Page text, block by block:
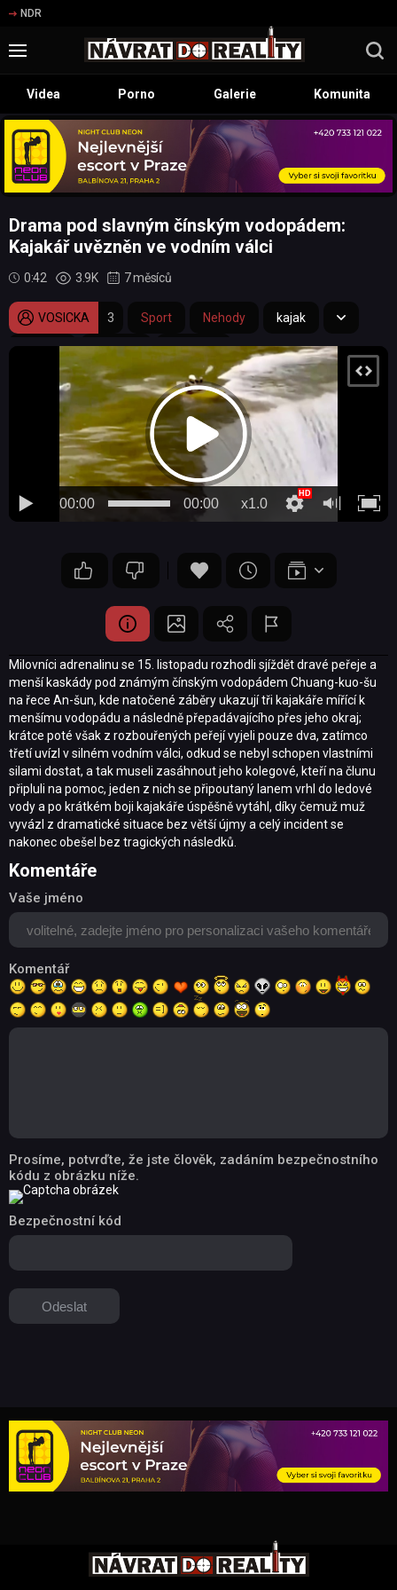
NDR
Videa Porno Galerie Komunita
Drama pod slavným čínským vodopádem:
Kajakář uvězněn ve vodním válci
0:42 3.9K 7 měsíců
VOSICKA 3 Sport Nehody kajak
kajakář uvíznutí vodopád
00:00 x1.0
00:00
Milovníci adrenalinu se 15. listopadu rozhodli sjíždět dravé peřeje a
menší kaskády pod známým čínským vodopádem Chuang-kuo-šu
na řece An-šun, kde natočené záběry ukazují tři kajakáře mířící k
menšímu vodopádu a následně přepadávajícího přes jeho okraj;
krátce poté však z rozbouřených peřejí vyjeli pouze dva, zatímco
třetí uvízl v silném vodním válci, odkud se nebyl schopen vlastními
silami dostat, a tak museli zasáhnout jeho kolegové, kteří na člunu
připluli na pomoc, jeden z nich se připoutaný lanem vrhl do ledové
vody a po krátkém boji kajakáře úspěšně vytáhl, díky čemuž muž
vyvázl z dramatické situace bez větší újmy a celý incident se
nakonec obešel bez tragických následků.
Komentáře
Vaše jméno
Komentář
Prosíme, potvrďte, že jste člověk, zadáním bezpečnostního
kódu z obrázku níže.
Bezpečnostní kód